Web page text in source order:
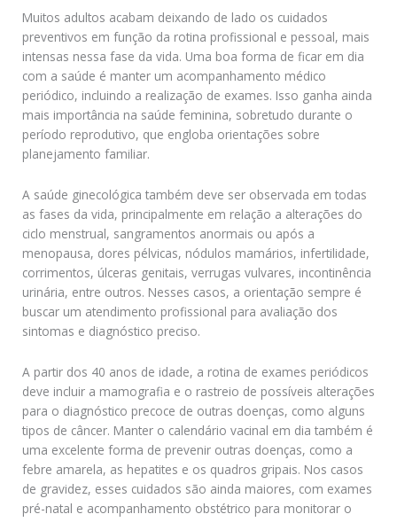
Muitos adultos acabam deixando de lado os cuidados
preventivos em função da rotina profissional e pessoal, mais
intensas nessa fase da vida. Uma boa forma de ficar em dia
com a saúde é manter um acompanhamento médico
periódico, incluindo a realização de exames. Isso ganha ainda
mais importância na saúde feminina, sobretudo durante o
período reprodutivo, que engloba orientações sobre
planejamento familiar.
A saúde ginecológica também deve ser observada em todas
as fases da vida, principalmente em relação a alterações do
ciclo menstrual, sangramentos anormais ou após a
menopausa, dores pélvicas, nódulos mamários, infertilidade,
corrimentos, úlceras genitais, verrugas vulvares, incontinência
urinária, entre outros. Nesses casos, a orientação sempre é
buscar um atendimento profissional para avaliação dos
sintomas e diagnóstico preciso.
A partir dos 40 anos de idade, a rotina de exames periódicos
deve incluir a mamografia e o rastreio de possíveis alterações
para o diagnóstico precoce de outras doenças, como alguns
tipos de câncer. Manter o calendário vacinal em dia também é
uma excelente forma de prevenir outras doenças, como a
febre amarela, as hepatites e os quadros gripais. Nos casos
de gravidez, esses cuidados são ainda maiores, com exames
pré-natal e acompanhamento obstétrico para monitorar o